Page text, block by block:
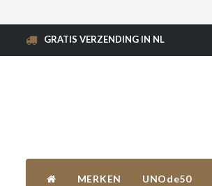
GRATIS VERZENDING IN NL
MERKEN UNOde50